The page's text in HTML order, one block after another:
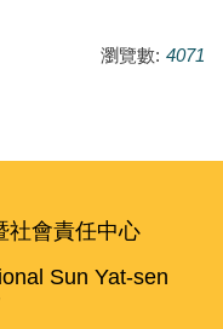
瀏覽數: 4071
社會責任中心
Sun Yat-sen